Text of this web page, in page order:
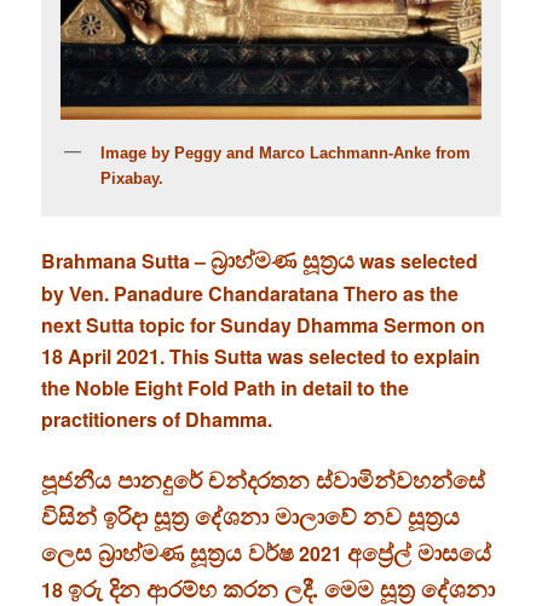
Image by Peggy and Marco Lachmann-Anke from
Pixabay.
Brahmana Sutta –බ්‍රාහ්මණ සූත්‍රයwas selected
by Ven. Panadure Chandaratana Thero as the
next Sutta topic for Sunday Dhamma Sermon on
18 April 2021. This Sutta was selected to explain
the Noble Eight Fold Path in detail to the
practitioners of Dhamma.
පූජනීය පානදුරේ චන්දරතන ස්වාමින්වහන්සේ
විසින් ඉරිදා සූත්‍ර දේශනා මාලාවේ නව සූත්‍රය
ලෙස බ්‍රාහ්මණ සූත්‍රය වර්ෂ2021 අප්‍රේල් මාසයේ
18ඉරු දින ආරම්භ කරන ලදී. මෙම සූත්‍ර දේශනා